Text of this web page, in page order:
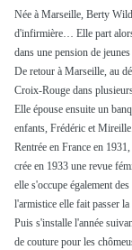
Née à Marseille, Berty
d'infirmière… Elle part
dans une pension de jeunes
De retour à Marseille, au
Croix-Rouge dans
Elle épouse ensuite un
enfants, Frédéric et Mireille.
Rentrée en France en
crée en 1933 une revue
elle s'occupe également
l'armistice elle fait passer
Puis s'installe l'année
de couture pour les